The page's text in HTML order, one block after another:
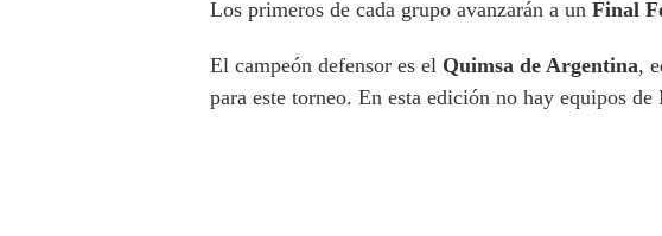
Los primeros de cada grupo avanzarán a un Final
El campeón defensor es el Quimsa de Argentina,
para este torneo. En esta edición no hay equipos